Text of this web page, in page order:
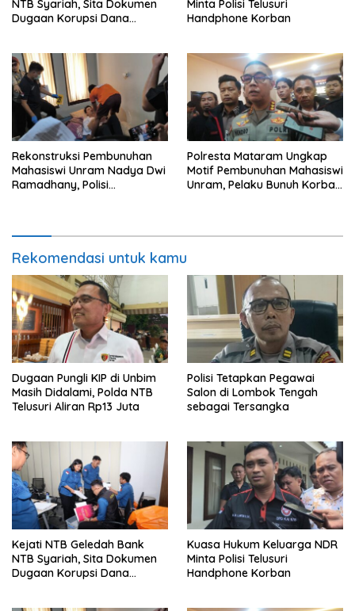
NTB Syariah, Sita Dokumen
Dugaan Korupsi Dana
Minta Polisi Telusuri
Handphone Korban
Rekonstruksi Pembunuhan
Mahasiswi Unram Nadya Dwi
Ramadhany, Polisi
Polresta Mataram Ungkap
Motif Pembunuhan Mahasiswi
Unram, Pelaku Bunuh Korban
Rekomendasi untuk kamu
Dugaan Pungli KIP di Unbim
Masih Didalami, Polda NTB
Telusuri Aliran Rp13 Juta
Polisi Tetapkan Pegawai
Salon di Lombok Tengah
sebagai Tersangka
Kejati NTB Geledah Bank
NTB Syariah, Sita Dokumen
Dugaan Korupsi Dana
Kuasa Hukum Keluarga NDR
Minta Polisi Telusuri
Handphone Korban